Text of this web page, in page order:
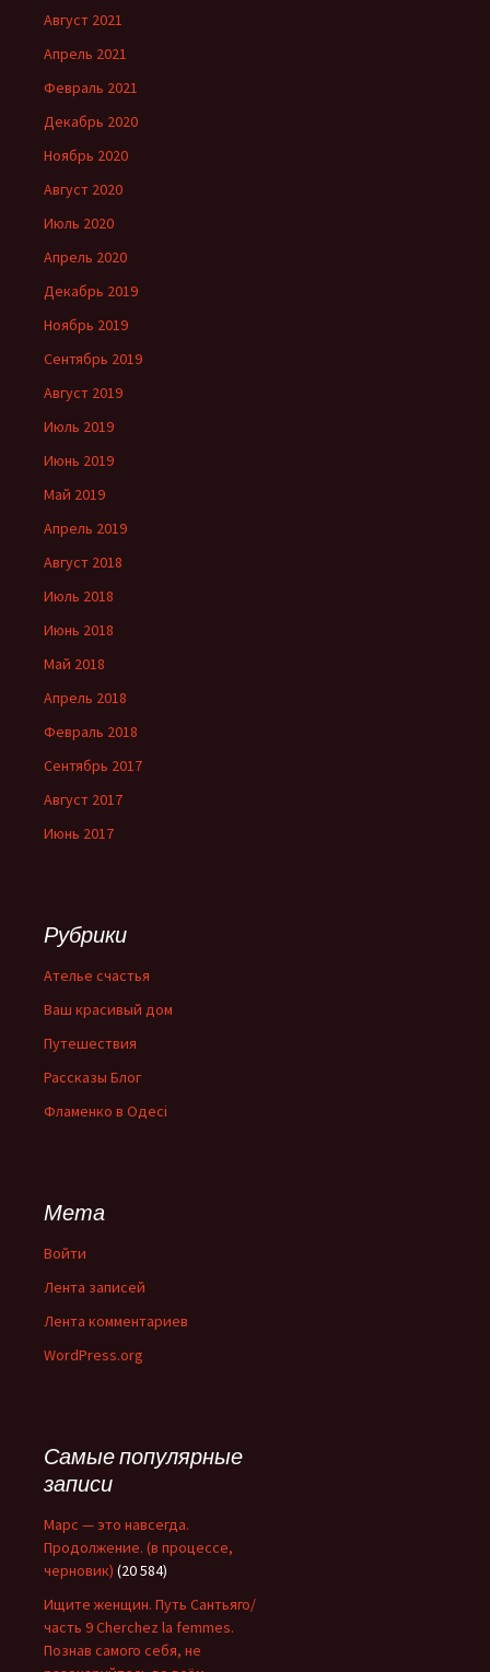
Август 2021
Апрель 2021
Февраль 2021
Декабрь 2020
Ноябрь 2020
Август 2020
Июль 2020
Апрель 2020
Декабрь 2019
Ноябрь 2019
Сентябрь 2019
Август 2019
Июль 2019
Июнь 2019
Май 2019
Апрель 2019
Август 2018
Июль 2018
Июнь 2018
Май 2018
Апрель 2018
Февраль 2018
Сентябрь 2017
Август 2017
Июнь 2017
Рубрики
Ателье счастья
Ваш красивый дом
Путешествия
Рассказы Блог
Фламенко в Одесі
Мета
Войти
Лента записей
Лента комментариев
WordPress.org
Самые популярные
записи
Марс — это навсегда.
Продолжение. (в процессе,
черновик) (20 584)
Ищите женщин. Путь Сантьяго/
часть 9 Cherchez la femmes.
Познав самого себя, не